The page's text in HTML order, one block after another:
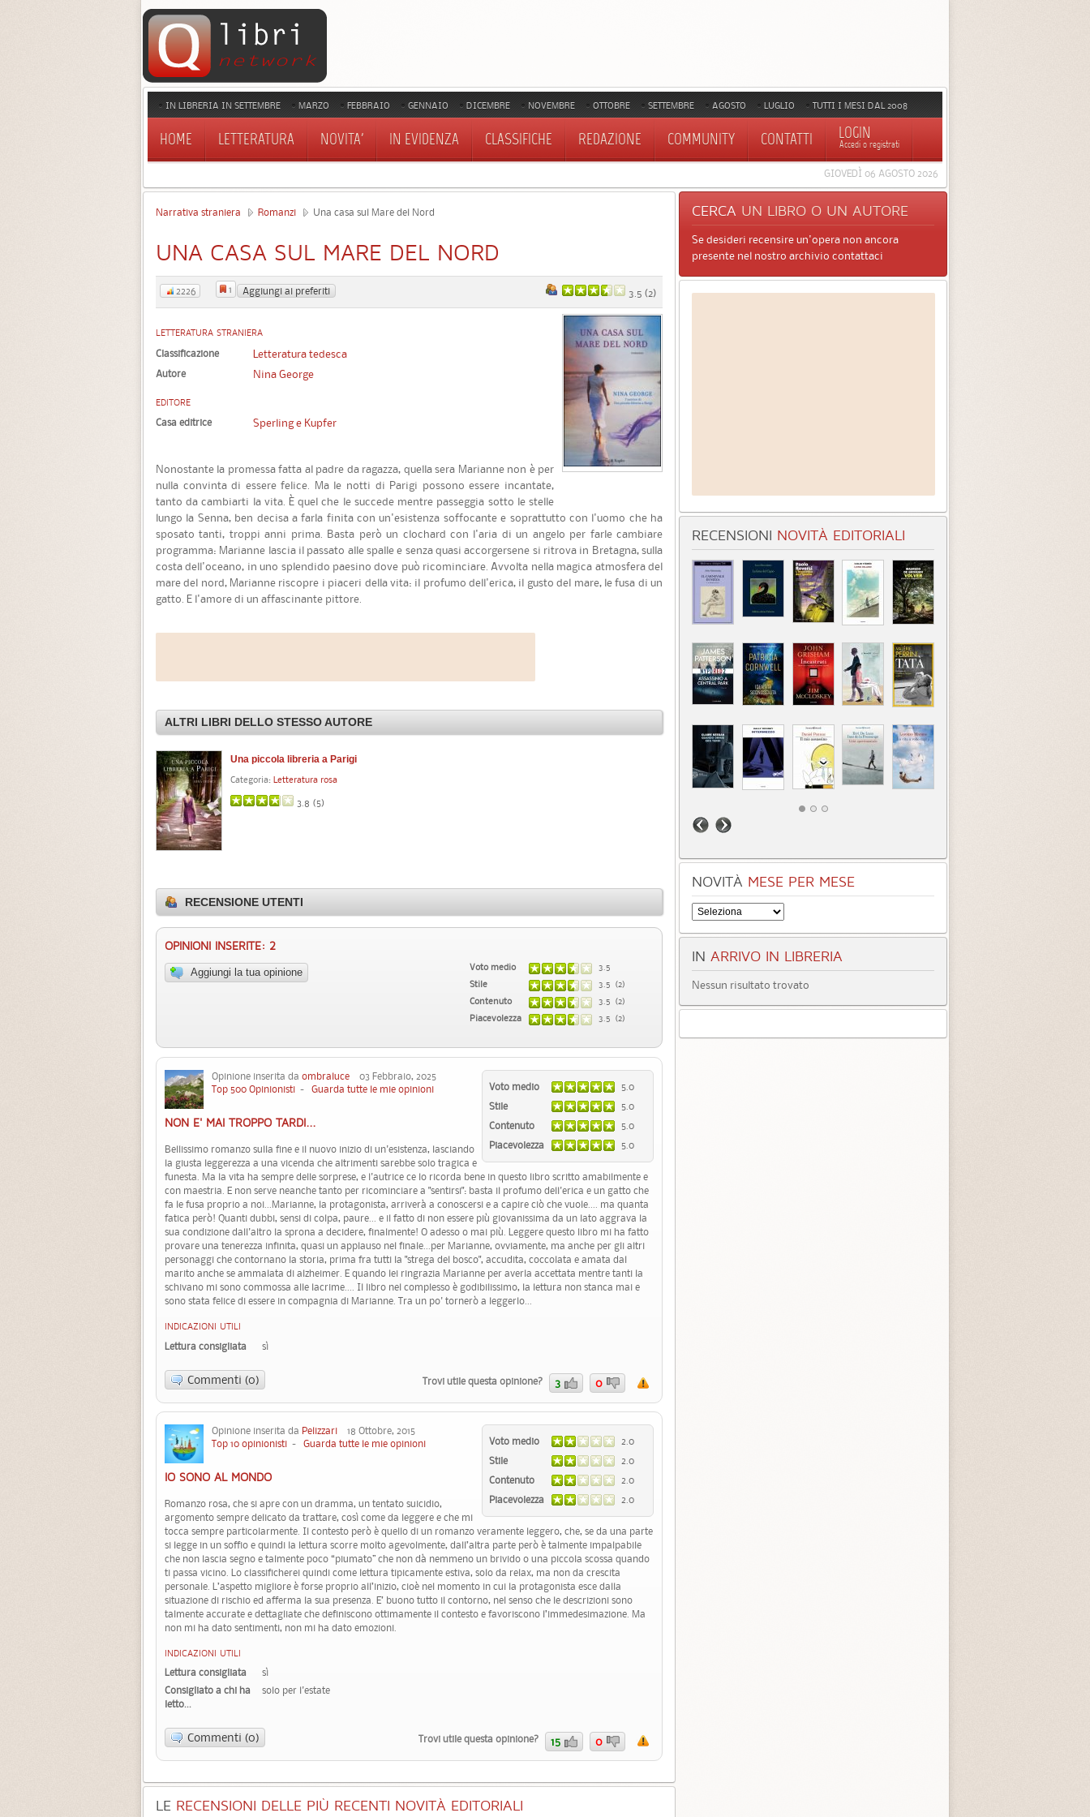
IN LIBRERIA IN SETTEMBRE MARZO FEBBRAIO GENNAIO DICEMBRE NOVEMBRE OTTOBRE SETTEMBRE AGOSTO LUGLIO TUTTI I MESI DAL 2008
HOME LETTERATURA NOVITA' IN EVIDENZA CLASSIFICHE REDAZIONE COMMUNITY CONTATTI LOGIN
Accedi o registrati
GIOVEDÌ 06 AGOSTO 2026
Narrativa straniera Romanzi Una casa sul Mare del Nord
UNA CASA SUL MARE DEL NORD
3.5 (2)
2226 1 Aggiungi ai preferiti
LETTERATURA STRANIERA
Classificazione Letteratura tedesca
Autore Nina George
EDITORE
Casa editrice Sperling e Kupfer
Nonostante la promessa fatta al padre da ragazza, quella sera Marianne non è per
nulla convinta di essere felice. Ma le notti di Parigi possono essere incantate,
tanto da cambiarti la vita. È quel che le succede mentre passeggia sotto le stelle
lungo la Senna, ben decisa a farla finita con un'esistenza soffocante e soprattutto con l'uomo che ha
sposato tanti, troppi anni prima. Basta però un clochard con l'aria di un angelo per farle cambiare
programma: Marianne lascia il passato alle spalle e senza quasi accorgersene si ritrova in Bretagna, sulla
costa dell'oceano, in uno splendido paesino dove può ricominciare. Avvolta nella magica atmosfera del
mare del nord, Marianne riscopre i piaceri della vita: il profumo dell'erica, il gusto del mare, le fusa di un
gatto. E l'amore di un affascinante pittore.
ALTRI LIBRI DELLO STESSO AUTORE
Una piccola libreria a Parigi
Categoria: Letteratura rosa
3.8 (5)
RECENSIONE UTENTI
OPINIONI INSERITE: 2
Aggiungi la tua opinione Voto medio
3.5
Stile
3.5 (2)
Contenuto
3.5 (2)
Piacevolezza
3.5 (2)
Voto medio
5.0
Stile
5.0
Contenuto
5.0
Piacevolezza
5.0
Opinione inserita da ombraluce 03 Febbraio, 2025
Top 500 Opinionisti - Guarda tutte le mie opinioni
NON E' MAI TROPPO TARDI...
Bellissimo romanzo sulla fine e il nuovo inizio di un'esistenza, lasciando
la giusta leggerezza a una vicenda che altrimenti sarebbe solo tragica e
funesta. Ma la vita ha sempre delle sorprese, e l'autrice ce lo ricorda bene in questo libro scritto amabilmente e
con maestria. E non serve neanche tanto per ricominciare a "sentirsi": basta il profumo dell'erica e un gatto che
fa le fusa proprio a noi...Marianne, la protagonista, arriverà a conoscersi e a capire ciò che vuole.... ma quanta
fatica però! Quanti dubbi, sensi di colpa, paure... e il fatto di non essere più giovanissima da un lato aggrava la
sua condizione dall'altro la sprona a decidere, finalmente! O adesso o mai più. Leggere questo libro mi ha fatto
provare una tenerezza infinita, quasi un applauso nel finale...per Marianne, ovviamente, ma anche per gli altri
personaggi che contornano la storia, prima fra tutti la "strega del bosco", accudita, coccolata e amata dal
marito anche se ammalata di alzheimer. E quando lei ringrazia Marianne per averla accettata mentre tanti la
schivano mi sono commossa alle lacrime.... Il libro nel complesso è godibilissimo, la lettura non stanca mai e
sono stata felice di essere in compagnia di Marianne. Tra un po' tornerò a leggerlo...
INDICAZIONI UTILI
Lettura consigliata sì
Commenti (0) Trovi utile questa opinione? 3 0
Voto medio
2.0
Stile
2.0
Contenuto
2.0
Piacevolezza
2.0
Opinione inserita da Pelizzari 18 Ottobre, 2015
Top 10 opinionisti - Guarda tutte le mie opinioni
IO SONO AL MONDO
Romanzo rosa, che si apre con un dramma, un tentato suicidio,
argomento sempre delicato da trattare, così come da leggere e che mi
tocca sempre particolarmente. Il contesto però è quello di un romanzo veramente leggero, che, se da una parte
si legge in un soffio e quindi la lettura scorre molto agevolmente, dall’altra parte però è talmente impalpabile
che non lascia segno e talmente poco “piumato” che non dà nemmeno un brivido o una piccola scossa quando
ti passa vicino. Lo classificherei quindi come lettura tipicamente estiva, solo da relax, ma non da crescita
personale. L’aspetto migliore è forse proprio all’inizio, cioè nel momento in cui la protagonista esce dalla
situazione di rischio ed afferma la sua presenza. E’ buono tutto il contorno, nel senso che le descrizioni sono
talmente accurate e dettagliate che definiscono ottimamente il contesto e favoriscono l’immedesimazione. Ma
non mi ha dato sentimenti, non mi ha dato emozioni.
INDICAZIONI UTILI
Lettura consigliata
sì
Consigliato a chi ha
letto...
solo per l'estate
Commenti (0) Trovi utile questa opinione? 15 0
LE RECENSIONI DELLE PIÙ RECENTI NOVITÀ EDITORIALI
CERCA UN LIBRO O UN AUTORE
Se desideri recensire un'opera non ancora
presente nel nostro archivio contattaci
RECENSIONI NOVITÀ EDITORIALI
NOVITÀ MESE PER MESE
IN ARRIVO IN LIBRERIA
Nessun risultato trovato